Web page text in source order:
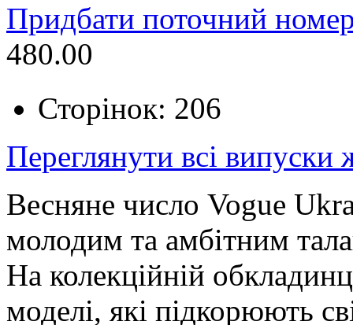
Придбати поточний
480.00
Сторінок: 206
Переглянути всі випуски
Весняне число Vogue
молодим та амбітним
На колекційній
моделі, які підкорюють